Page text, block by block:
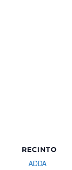
RECINTO
ADDA